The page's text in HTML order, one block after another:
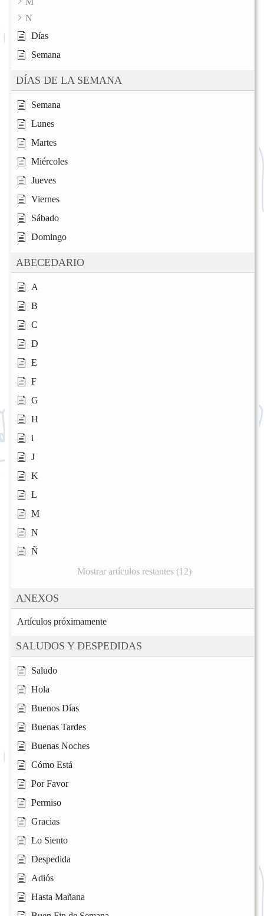
N
Días
Semana
DÍAS DE LA SEMANA
Semana
Lunes
Martes
Miércoles
Jueves
Viernes
Sábado
Domingo
ABECEDARIO
A
B
C
D
E
F
G
H
i
J
K
L
M
N
Ñ
Mostrar artículos restantes (12)
ANEXOS
Artículos próximamente
SALUDOS Y DESPEDIDAS
Saludo
Hola
Buenos Días
Buenas Tardes
Buenas Noches
Cómo Está
Por Favor
Permiso
Gracias
Lo Siento
Despedida
Adiós
Hasta Mañana